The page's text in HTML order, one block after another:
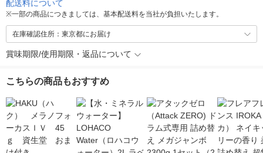
配送料について
※一部の商品につきましては、基本配送料を当社が負担いたします。
在庫確認住所：東京都にお届け
賞味期限/使用期限・返品について
こちらの商品もおすすめ